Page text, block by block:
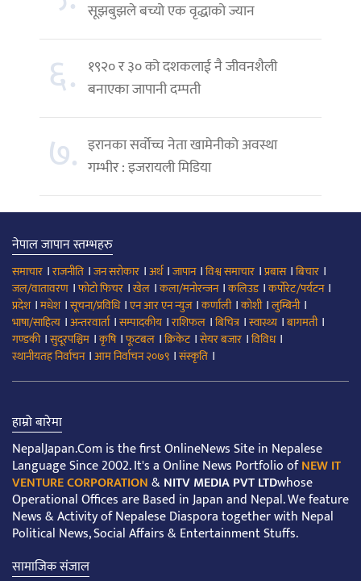
सूझबुझले बच्यो एक वृद्धाको ज्यान
६. १९२० र ३० को दशकलाई नै जीवनशैली
बनाएका जापानी दम्पती
७. इरानका सर्वोच्च नेता खामेनीको अवस्था
गम्भीर : इजरायली मिडिया
नेपाल जापान स्तम्भहरु
समाचार ।राजनीति ।जन सरोकार ।अर्थ।जापान।विश्व समाचार ।प्रबास।बिचार ।
जल/वातावरण ।फोटो फिचर ।खेल ।कला/मनोरन्जन।कलिउड।कर्पोरेट/पर्यटन।
प्रदेश।मधेश।सूचना/प्रविधि।एन आर एन न्युज।कर्णाली।कोशी।लुम्बिनी।
भाषा/साहित्य ।अन्तरवार्ता।सम्पादकीय ।राशिफल ।बिचित्र।स्वास्थ्य ।बागमती।
गण्डकी।सुदूरपश्चिम ।कृषि।फूटबल ।क्रिकेट।सेयर बजार ।विविध।
स्थानीयतह निर्वाचन।आम निर्वाचन २०७९ ।संस्कृति ।
हाम्रो बारेमा
NepalJapan.Com is the first OnlineNews Site in Nepalese
Language Since 2002. It's a Online News Portfolio ofNEW IT
VENTURE CORPORATION&NITV MEDIA PVT LTDwhose
Operational Offices are Based in Japan and Nepal. We feature
News & Activity of Nepalese Diaspora together with Nepal
Political News, Social Affairs & Entertainment Stuffs.
सामाजिक संजाल